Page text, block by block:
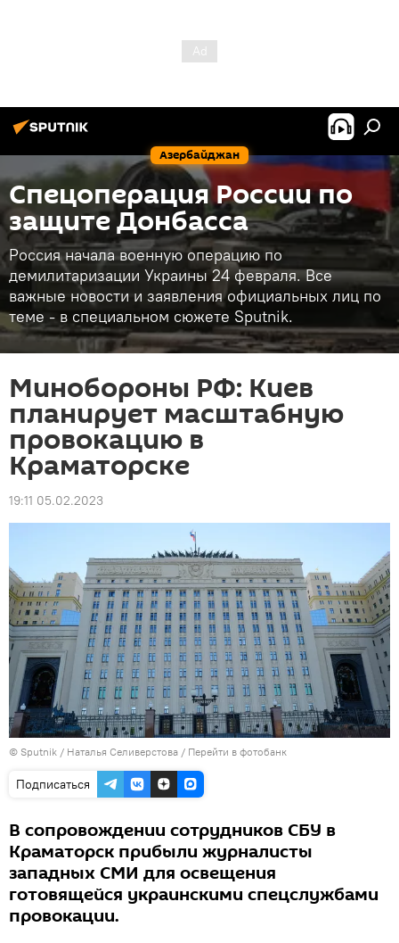
Азербайджан
Спецоперация России по
защите Донбасса
Россия начала военную операцию по
демилитаризации Украины 24 февраля. Все
важные новости и заявления официальных лиц по
теме - в специальном сюжете Sputnik.
Минобороны РФ: Киев
планирует масштабную
провокацию в
Краматорске
19:11 05.02.2023
© Sputnik / Наталья Селиверстова / Перейти в фотобанк
Подписаться
В сопровождении сотрудников СБУ в
Краматорск прибыли журналисты
западных СМИ для освещения
готовящейся украинскими спецслужбами
провокации.